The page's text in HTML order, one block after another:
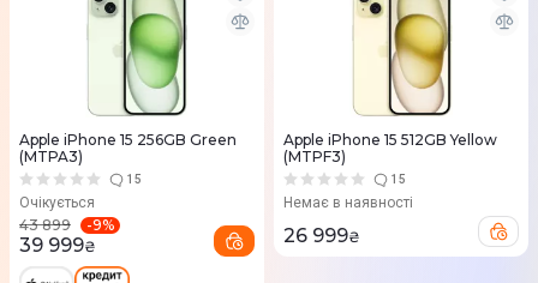
Apple iPhone 15 256GB Green
(MTPA3)
15
Очікується
43 899 -9%
39 999₴
Apple iPhone 15 512GB Yellow
(MTPF3)
15
Немає в наявності
26 999₴